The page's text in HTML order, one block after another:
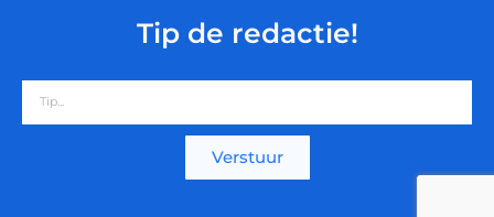
Tip de redactie!
Verstuur